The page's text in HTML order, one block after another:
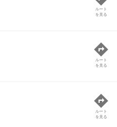
ルート
を見る
ルート
を見る
ルート
を見る